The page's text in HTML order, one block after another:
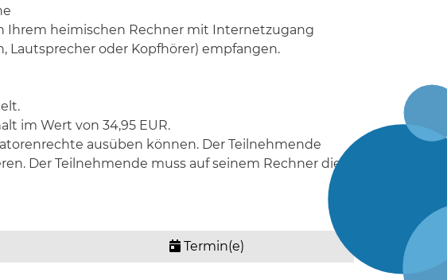
Ihrem heimischen Rechner mit Internetzugang
oder Kopfhörer) empfangen.
im Wert von 34,95 EUR.
ausüben können. Der Teilnehmende
Der Teilnehmende muss auf seinem Rechner die
Termin(e)